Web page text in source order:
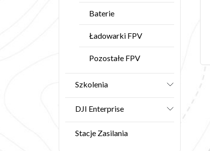
Baterie
Ładowarki FPV
Pozostałe FPV
Szkolenia
DJI Enterprise
Stacje Zasilania